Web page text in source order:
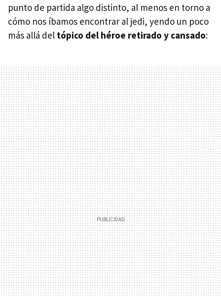
punto de partida algo distinto, al menos en torno a
cómo nos íbamos encontrar al jedi, yendo un poco
más allá del tópico del héroe retirado y cansado: